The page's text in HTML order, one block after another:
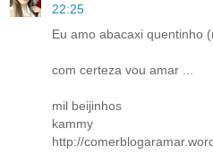
22:25
Eu amo abacaxi quentinho
com certeza vou amar ...
mil beijinhos
kammy
http://